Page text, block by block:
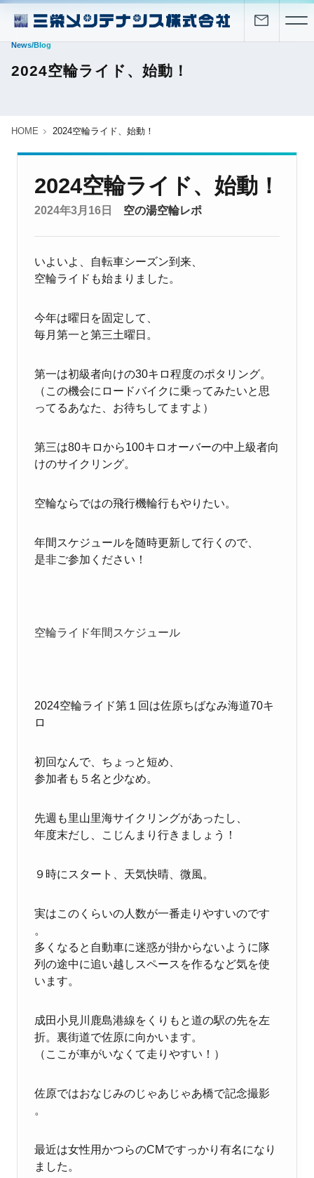
News/Blog
2024空輪ライド、始動！
HOME 2024空輪ライド、始動！
2024空輪ライド、始動！
2024年3月16日 空の湯空輪レポ
いよいよ、自転車シーズン到来、
空輪ライドも始まりました。
今年は曜日を固定して、
毎月第一と第三土曜日。
第一は初級者向けの30キロ程度のポタリング。
（この機会にロードバイクに乗ってみたいと思
ってるあなた、お待ちしてますよ）
第三は80キロから100キロオーバーの中上級者向
けのサイクリング。
空輪ならではの飛行機輪行もやりたい。
年間スケジュールを随時更新して行くので、
是非ご参加ください！
空輪ライド年間スケジュール
2024空輪ライド第１回は佐原ちばなみ海道70キ
ロ
初回なんで、ちょっと短め、
参加者も５名と少なめ。
先週も里山里海サイクリングがあったし、
年度末だし、こじんまり行きましょう！
９時にスタート、天気快晴、微風。
実はこのくらいの人数が一番走りやすいのです
。
多くなると自動車に迷惑が掛からないように隊
列の途中に追い越しスペースを作るなど気を使
います。
成田小見川鹿島港線をくりもと道の駅の先を左
折。裏街道で佐原に向かいます。
（ここが車がいなくて走りやすい！）
佐原ではおなじみのじゃあじゃあ橋で記念撮影
。
最近は女性用かつらのCMですっかり有名になり
ました。